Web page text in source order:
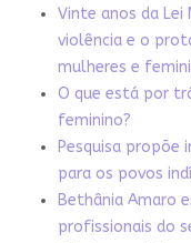
Vinte anos da Lei
violência e o
mulheres e
O que está por
feminino?
Pesquisa propõe
para os povos
Bethânia Amaro
profissionais do